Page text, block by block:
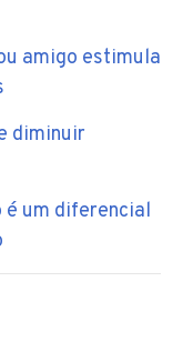
amigo estimula
diminuir
é um diferencial